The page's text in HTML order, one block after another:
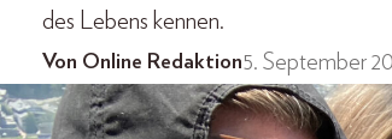
des Lebens kennen.
Von Online Redaktion5. September